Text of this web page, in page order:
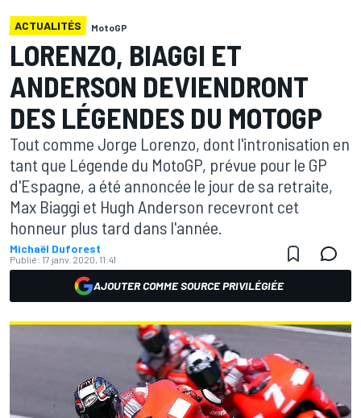
ACTUALITÉS MotoGP
LORENZO, BIAGGI ET
ANDERSON DEVIENDRONT
DES LÉGENDES DU MOTOGP
Tout comme Jorge Lorenzo, dont l'intronisation en
tant que Légende du MotoGP, prévue pour le GP
d'Espagne, a été annoncée le jour de sa retraite,
Max Biaggi et Hugh Anderson recevront cet
honneur plus tard dans l'année.
Michaël Duforest
Publié: 17 janv. 2020, 11:41
AJOUTER COMME SOURCE PRIVILÉGIÉE